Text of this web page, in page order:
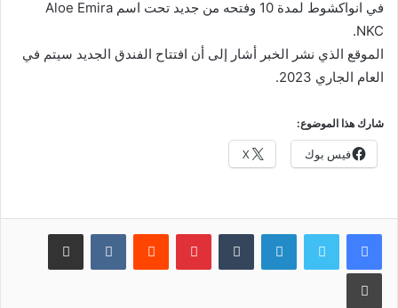
في انواكشوط لمدة 10 وفتحه من جديد تحت اسم ‏Aloe Emira
NKC.
الموقع الذي نشر الخبر أشار إلى أن افتتاح الفندق الجديد سيتم في
العام الجاري 2023.
شارك هذا الموضوع:
فيس بوك X
لينكدإن بينتيريست مشاركة عبر البريد
طباعة